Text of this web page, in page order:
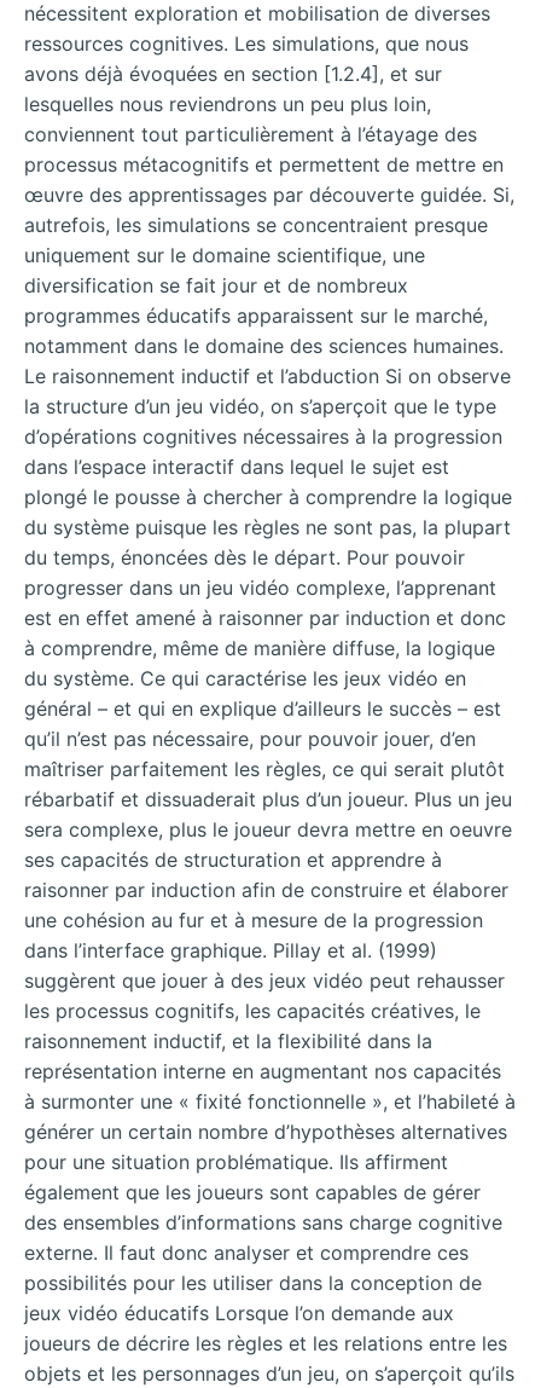
nécessitent exploration et mobilisation de diverses
ressources cognitives. Les simulations, que nous
avons déjà évoquées en section [1.2.4], et sur
lesquelles nous reviendrons un peu plus loin,
conviennent tout particulièrement à l’étayage des
processus métacognitifs et permettent de mettre en
œuvre des apprentissages par découverte guidée. Si,
autrefois, les simulations se concentraient presque
uniquement sur le domaine scientifique, une
diversification se fait jour et de nombreux
programmes éducatifs apparaissent sur le marché,
notamment dans le domaine des sciences humaines.
Le raisonnement inductif et l’abduction Si on observe
la structure d’un jeu vidéo, on s’aperçoit que le type
d’opérations cognitives nécessaires à la progression
dans l’espace interactif dans lequel le sujet est
plongé le pousse à chercher à comprendre la logique
du système puisque les règles ne sont pas, la plupart
du temps, énoncées dès le départ. Pour pouvoir
progresser dans un jeu vidéo complexe, l’apprenant
est en effet amené à raisonner par induction et donc
à comprendre, même de manière diffuse, la logique
du système. Ce qui caractérise les jeux vidéo en
général – et qui en explique d’ailleurs le succès – est
qu’il n’est pas nécessaire, pour pouvoir jouer, d’en
maîtriser parfaitement les règles, ce qui serait plutôt
rébarbatif et dissuaderait plus d’un joueur. Plus un jeu
sera complexe, plus le joueur devra mettre en oeuvre
ses capacités de structuration et apprendre à
raisonner par induction afin de construire et élaborer
une cohésion au fur et à mesure de la progression
dans l’interface graphique. Pillay et al. (1999)
suggèrent que jouer à des jeux vidéo peut rehausser
les processus cognitifs, les capacités créatives, le
raisonnement inductif, et la flexibilité dans la
représentation interne en augmentant nos capacités
à surmonter une « fixité fonctionnelle », et l’habileté à
générer un certain nombre d’hypothèses alternatives
pour une situation problématique. Ils affirment
également que les joueurs sont capables de gérer
des ensembles d’informations sans charge cognitive
externe. Il faut donc analyser et comprendre ces
possibilités pour les utiliser dans la conception de
jeux vidéo éducatifs Lorsque l’on demande aux
joueurs de décrire les règles et les relations entre les
objets et les personnages d’un jeu, on s’aperçoit qu’ils